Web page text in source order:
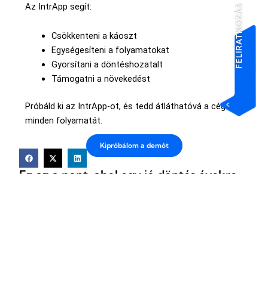
Kipróbálom a demót
Az IntrApp segít:
Csökkenteni a káoszt
Egységesíteni a folyamatokat
Gyorsítani a döntéshozatalt
Támogatni a növekedést
Próbáld ki az IntrApp-ot, és tedd átláthatóvá a céged
minden folyamatát.
Ez az a pont, ahol egy jó döntés évekre
FELIRATKOZÁS